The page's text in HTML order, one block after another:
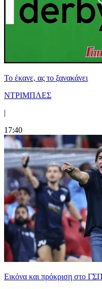
Το έκανε, ας το ξανακάνει
ΝΤΡΙΜΠΛΕΣ
|
17:40
Εικόνα και πρόκριση στο ΓΣΠ